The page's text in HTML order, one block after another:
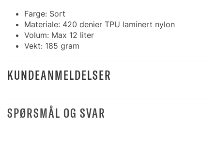
Farge: Sort
Materiale: 420 denier TPU laminert nylon
Volum: Max 12 liter
Vekt: 185 gram
KUNDEANMELDELSER
SPØRSMÅL OG SVAR